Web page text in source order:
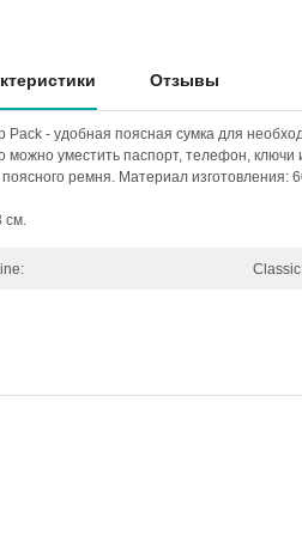
Отзывы
Pack - удобная поясная сумка для
можно уместить паспорт, телефон,
ремня. Материал изготовления:
см.